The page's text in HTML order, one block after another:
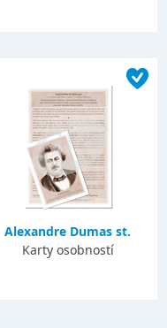
Alexandre Dumas st.
Karty osobností